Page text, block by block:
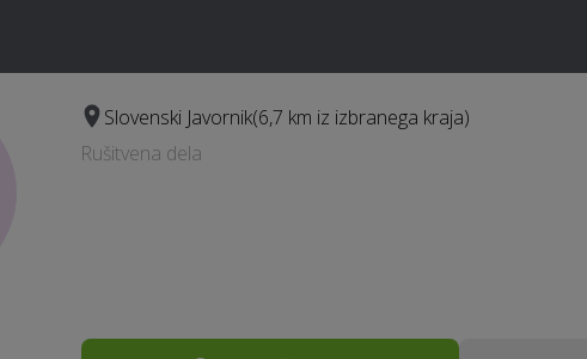
Slovenski Javornik(6,7 km iz izbranega kraja)
Rušitvena dela